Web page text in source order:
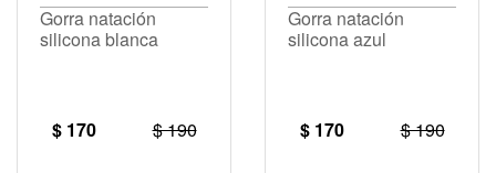
Gorra natación
silicona blanca
$ 170 $ 190
Gorra natación
silicona azul
$ 170 $ 190